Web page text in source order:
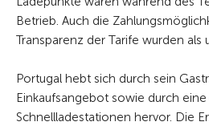
Betrieb. Auch die
Transparenz der Tarife wurden
Portugal hebt sich durch sein
Einkaufsangebot sowie durch
Schnellladestationen hervor. Die